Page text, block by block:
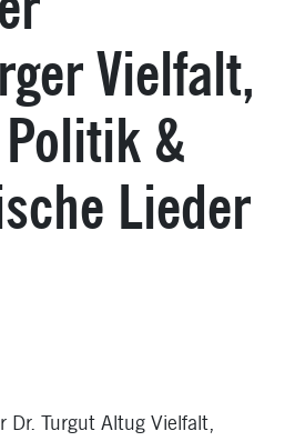
Vielfalt,
&
Lieder
Dr. Turgut Altug Vielfalt,